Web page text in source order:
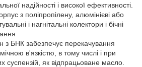
надійності і високої ефективності.
з поліпропілену, алюмінієві або
і нагнітальні колектори і бічні
з БНК забезпечує перекачування
в'язкістю, в тому числі і при
суспензій, як відпрацьоване масло.